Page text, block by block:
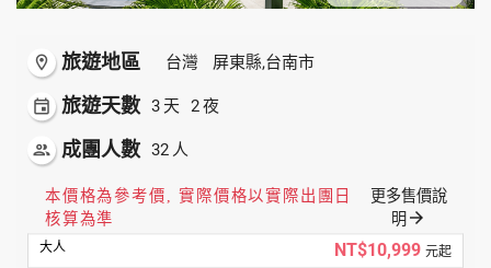
room 旅遊地區 台灣 屏東縣,台南市
event 旅遊天數 3 天 2夜
people 成團人數 32 人
本價格為參考價, 實際價格以實際出團日
核算為準
更多售價說
明 arrow_forward
NT$10,999 元起